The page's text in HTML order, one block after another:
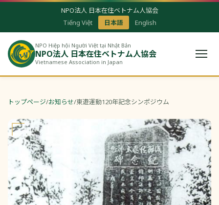
NPO法人 日本在住ベトナム人協会
Tiếng Việt
日本語 English
NPO Hiệp hội Người Việt tại Nhật Bản
NPO法人 日本在住ベトナム人協会
Vietnamese Association in Japan
トップページ/お知らせ/東遊運動120年記念シンポジウム